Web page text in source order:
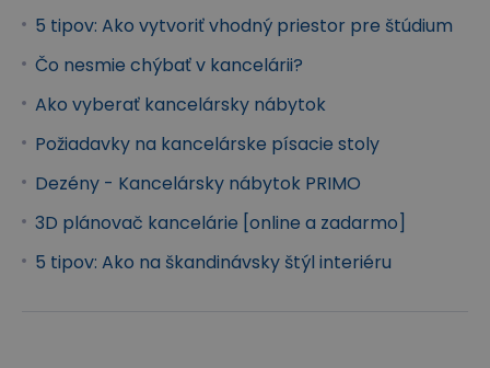
našomvirtuálnom showroomea rovno si
objednajte jednotlivé prvky nábytku, ktoré
vás zaujmú!
+
+
+
+ + +
5 tipov: Ako vytvoriť vhodný priestor pre štúdium
Čo nesmie chýbať v kancelárii?
Ako vyberať kancelársky nábytok
Požiadavky na kancelárske písacie stoly
Dezény - Kancelársky nábytok PRIMO
3D plánovač kancelárie [online a zadarmo]
5 tipov: Ako na škandinávsky štýl interiéru